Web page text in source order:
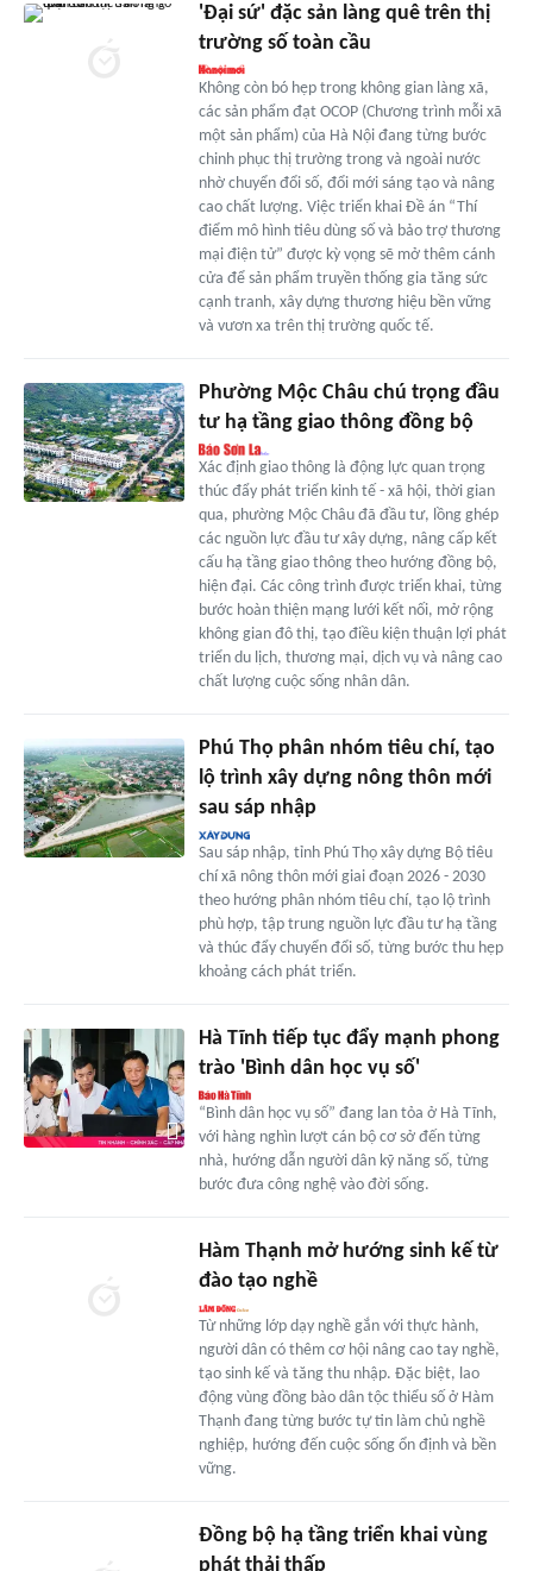
'Đại sứ' đặc sản làng quê trên thị
trường số toàn cầu
Không còn bó hẹp trong không gian làng xã,
các sản phẩm đạt OCOP (Chương trình mỗi xã
một sản phẩm) của Hà Nội đang từng bước
chinh phục thị trường trong và ngoài nước
nhờ chuyển đổi số, đổi mới sáng tạo và nâng
cao chất lượng. Việc triển khai Đề án “Thí
điểm mô hình tiêu dùng số và bảo trợ thương
mại điện tử” được kỳ vọng sẽ mở thêm cánh
cửa để sản phẩm truyền thống gia tăng sức
cạnh tranh, xây dựng thương hiệu bền vững
và vươn xa trên thị trường quốc tế.
Phường Mộc Châu chú trọng đầu
tư hạ tầng giao thông đồng bộ
Xác định giao thông là động lực quan trọng
thúc đẩy phát triển kinh tế - xã hội, thời gian
qua, phường Mộc Châu đã đầu tư, lồng ghép
các nguồn lực đầu tư xây dựng, nâng cấp kết
cấu hạ tầng giao thông theo hướng đồng bộ,
hiện đại. Các công trình được triển khai, từng
bước hoàn thiện mạng lưới kết nối, mở rộng
không gian đô thị, tạo điều kiện thuận lợi phát
triển du lịch, thương mại, dịch vụ và nâng cao
chất lượng cuộc sống nhân dân.
Phú Thọ phân nhóm tiêu chí, tạo
lộ trình xây dựng nông thôn mới
sau sáp nhập
Sau sáp nhập, tỉnh Phú Thọ xây dựng Bộ tiêu
chí xã nông thôn mới giai đoạn 2026 - 2030
theo hướng phân nhóm tiêu chí, tạo lộ trình
phù hợp, tập trung nguồn lực đầu tư hạ tầng
và thúc đẩy chuyển đổi số, từng bước thu hẹp
khoảng cách phát triển.
Hà Tĩnh tiếp tục đẩy mạnh phong
trào 'Bình dân học vụ số'
“Bình dân học vụ số” đang lan tỏa ở Hà Tĩnh,
với hàng nghìn lượt cán bộ cơ sở đến từng
nhà, hướng dẫn người dân kỹ năng số, từng
bước đưa công nghệ vào đời sống.
Hàm Thạnh mở hướng sinh kế từ
đào tạo nghề
Từ những lớp dạy nghề gắn với thực hành,
người dân có thêm cơ hội nâng cao tay nghề,
tạo sinh kế và tăng thu nhập. Đặc biệt, lao
động vùng đồng bào dân tộc thiểu số ở Hàm
Thạnh đang từng bước tự tin làm chủ nghề
nghiệp, hướng đến cuộc sống ổn định và bền
vững.
Đồng bộ hạ tầng triển khai vùng
phát thải thấp